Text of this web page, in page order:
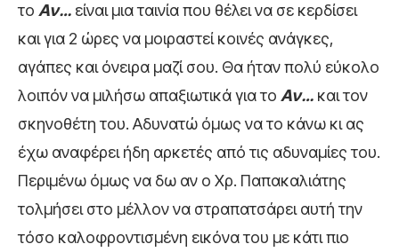
το Αν… είναι μια ταινία που θέλει να σε κερδίσει
και για 2 ώρες να μοιραστεί κοινές ανάγκες,
αγάπες και όνειρα μαζί σου. Θα ήταν πολύ εύκολο
λοιπόν να μιλήσω απαξιωτικά για το Αν… και τον
σκηνοθέτη του. Αδυνατώ όμως να το κάνω κι ας
έχω αναφέρει ήδη αρκετές από τις αδυναμίες του.
Περιμένω όμως να δω αν ο Χρ. Παπακαλιάτης
τολμήσει στο μέλλον να στραπατσάρει αυτή την
τόσο καλοφροντισμένη εικόνα του με κάτι πιο